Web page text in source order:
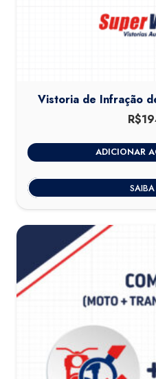
Vistoria de Infração
R$
ADICIONAR